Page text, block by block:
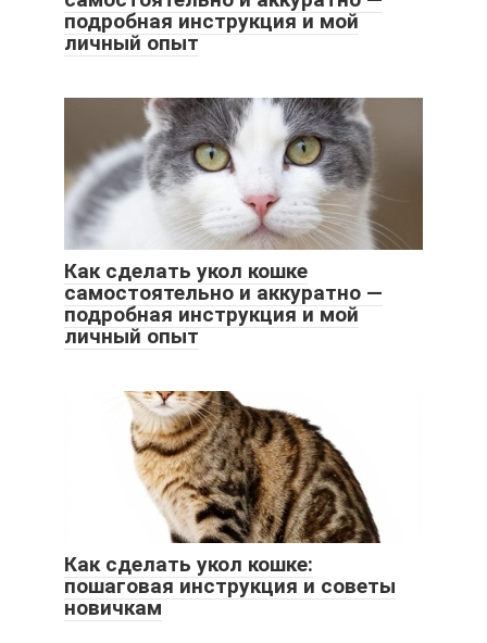
подробная инструкция и мой
личный опыт
Как сделать укол кошке
самостоятельно и аккуратно —
подробная инструкция и мой
личный опыт
Как сделать укол кошке:
пошаговая инструкция и советы
новичкам